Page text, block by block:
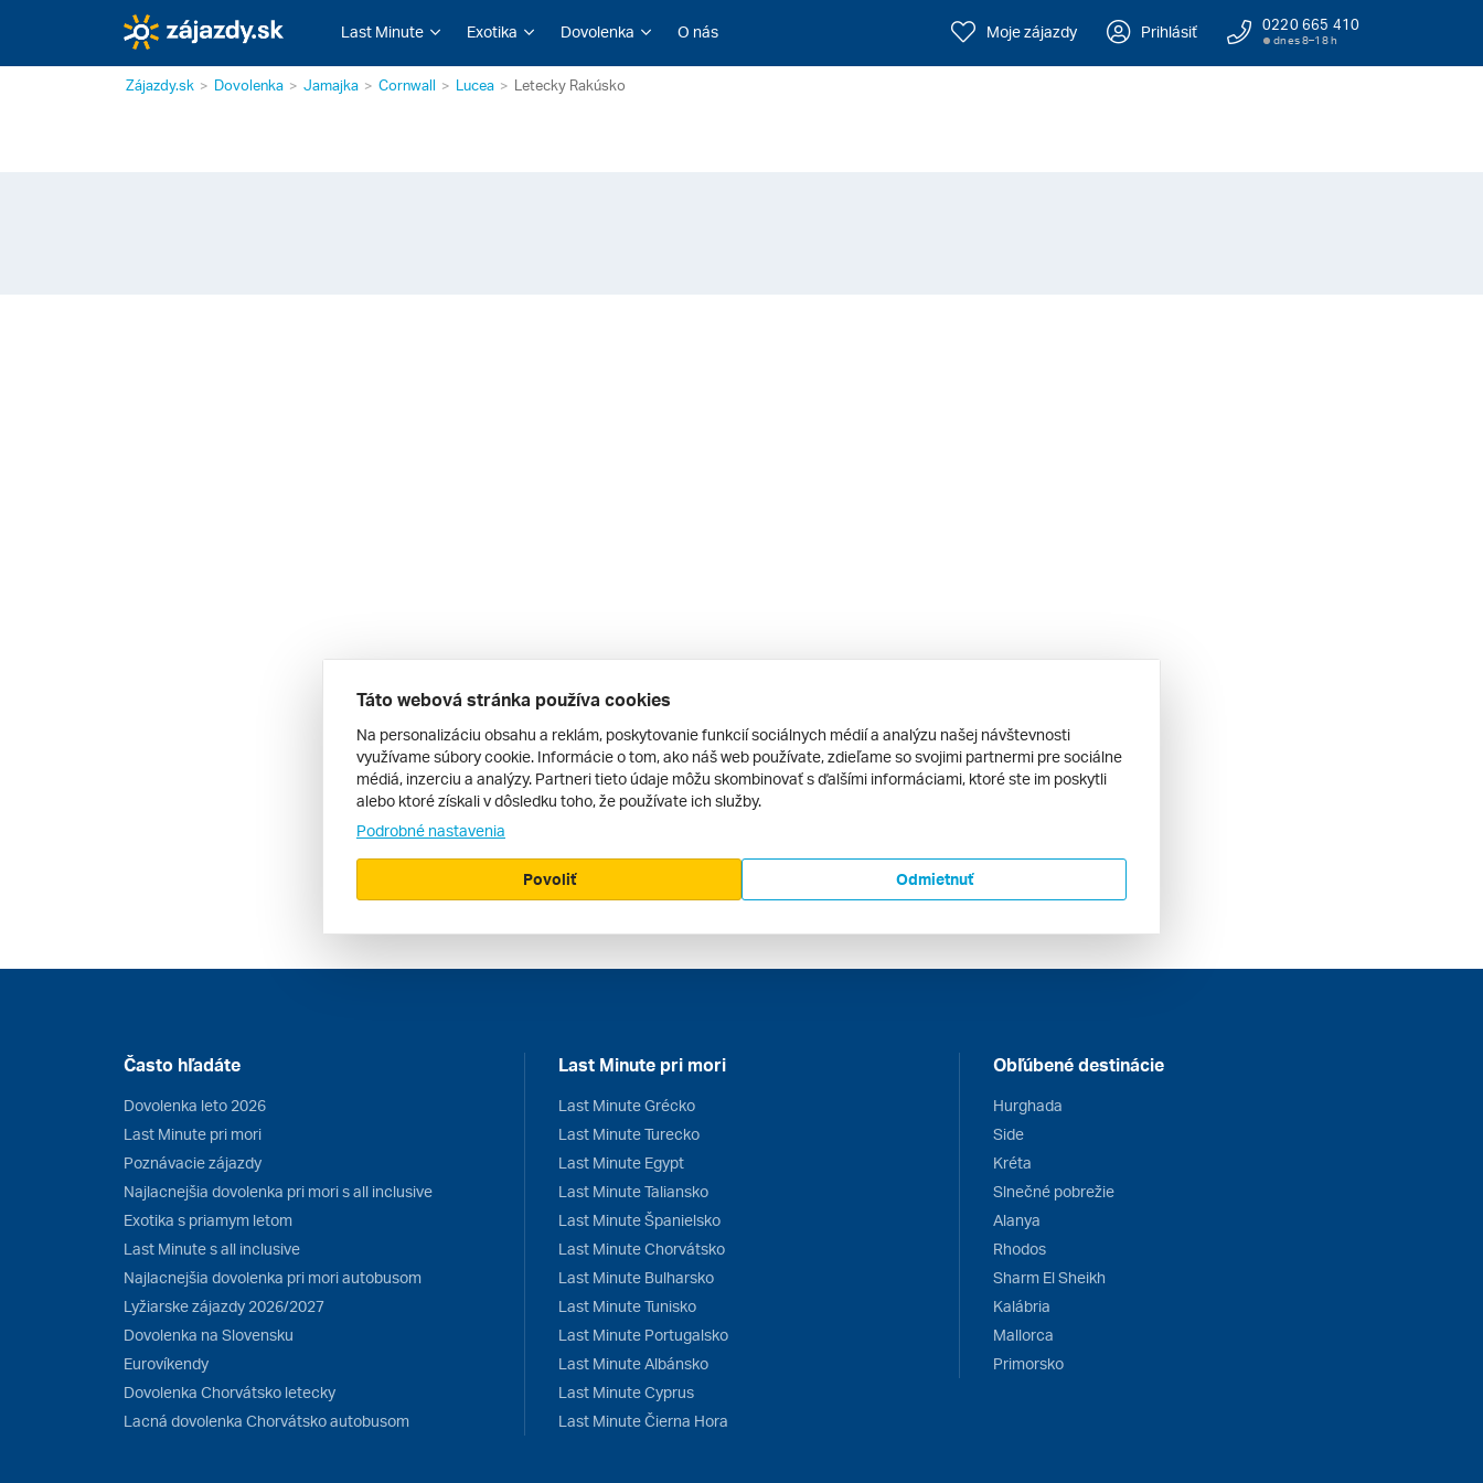
Last Minute Exotika Dovolenka O nás Moje zájazdy Prihlásiť 0220 665 410
dnes 8–18 h
Zájazdy.sk Dovolenka Jamajka Cornwall Lucea Letecky Rakúsko
Často hľadáte
Dovolenka leto 2026
Last Minute pri mori
Poznávacie zájazdy
Najlacnejšia dovolenka pri mori s all inclusive
Exotika s priamym letom
Last Minute s all inclusive
Najlacnejšia dovolenka pri mori autobusom
Lyžiarske zájazdy 2026/2027
Dovolenka na Slovensku
Eurovíkendy
Dovolenka Chorvátsko letecky
Lacná dovolenka Chorvátsko autobusom
Last Minute pri mori
Last Minute Grécko
Last Minute Turecko
Last Minute Egypt
Last Minute Taliansko
Last Minute Španielsko
Last Minute Chorvátsko
Last Minute Bulharsko
Last Minute Tunisko
Last Minute Portugalsko
Last Minute Albánsko
Last Minute Cyprus
Last Minute Čierna Hora
Obľúbené destinácie
Hurghada
Side
Kréta
Slnečné pobrežie
Alanya
Rhodos
Sharm El Sheikh
Kalábria
Mallorca
Primorsko
Táto webová stránka používa cookies
Na personalizáciu obsahu a reklám, poskytovanie funkcií sociálnych médií a analýzu našej návštevnosti
využívame súbory cookie. Informácie o tom, ako náš web používate, zdieľame so svojimi partnermi pre sociálne
médiá, inzerciu a analýzy. Partneri tieto údaje môžu skombinovať s ďalšími informáciami, ktoré ste im poskytli
alebo ktoré získali v dôsledku toho, že používate ich služby.
Podrobné nastavenia
Odmietnuť
Povoliť